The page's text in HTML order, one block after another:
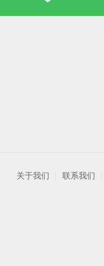
关于我们 联系我们